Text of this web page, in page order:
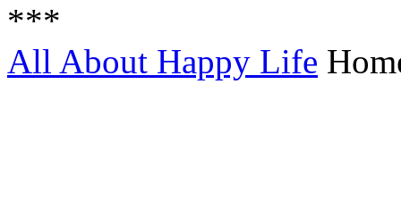
***
All About Happy Life